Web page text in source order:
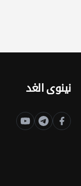
نينوى الغد